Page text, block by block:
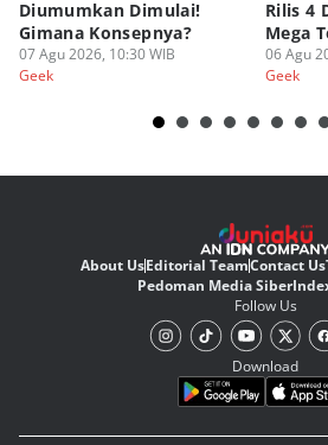
Diumumkan Dimulai!
Gimana Konsepnya?
07 Agu 2026, 10:30 WIB
Geek
Rilis 4
Mega
06 Agu
Geek
About UsEditorial TeamContact Us
Pedoman Media Siber
Follow Us
Download